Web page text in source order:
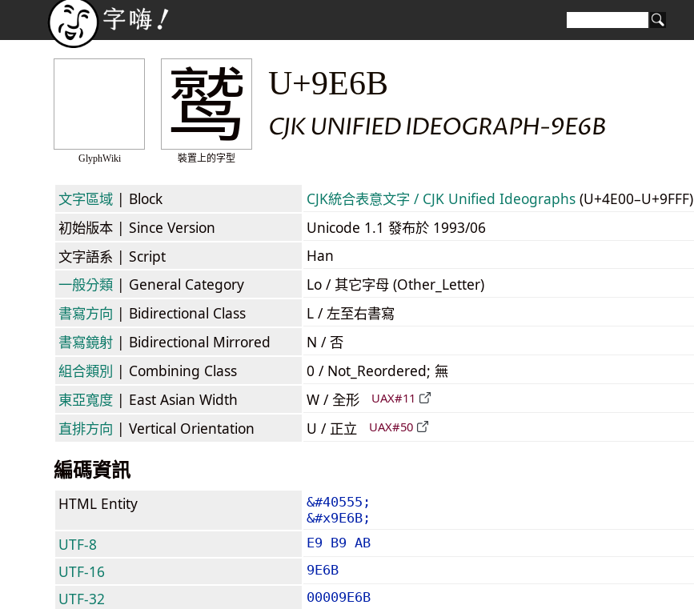
GlyphWiki
鹫
裝置上的字型
U+9E6B
CJK UNIFIED IDEOGRAPH-9E6B
文字區域 | Block CJK統合表意文字 / CJK Unified Ideographs (U+4E00–U+9FFF)
初始版本 | Since Version
Unicode 1.1 發布於 1993/06
文字語系 | Script
Han
一般分類 | General Category
Lo / 其它字母 (Other_Letter)
書寫方向 | Bidirectional Class
L / 左至右書寫
書寫鏡射 | Bidirectional Mirrored
N / 否
組合類別 | Combining Class
0 / Not_Reordered; 無
東亞寬度 | East Asian Width W / 全形 UAX#11
直排方向 | Vertical Orientation U / 正立 UAX#50
編碼資訊
HTML Entity
&#40555;
&#x9E6B;
UTF-8 E9 B9 AB
UTF-16 9E6B
UTF-32 00009E6B